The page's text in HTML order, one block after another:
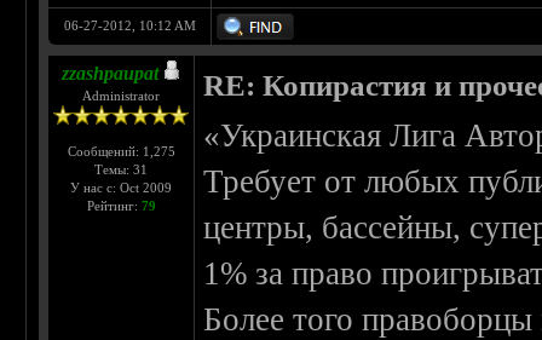
06-27-2012, 10:12 AM
zzashpaupat
Administrator
Сообщений: 1,275
Темы: 31
У нас с: Oct 2009
Рейтинг: 79
RE: Копирастия и
«Украинская Лига
Требует от любых
центры, бассейны,
1% за право
Более того